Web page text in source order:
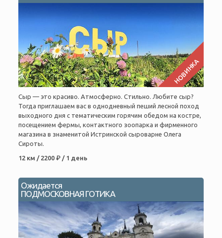
НОВИНКА
Сыр — это красиво. Атмосферно. Стильно. Любите сыр?
Тогда приглашаем вас в однодневный пеший лесной поход
выходного дня с тематическим горячим обедом на костре,
посещением фермы, контактного зоопарка и фирменного
магазина в знаменитой Истринской сыроварне Олега
Сироты.
12 км / 2200 ₽ / 1 день
Ожидается
ПОДМОСКОВНАЯ ГОТИКА